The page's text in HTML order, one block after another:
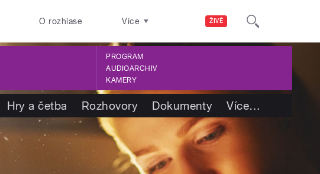
ŽIVĚ
O rozhlase Více
PROGRAM
AUDIOARCHIV
KAMERY
Hry a četba Rozhovory Dokumenty Více…